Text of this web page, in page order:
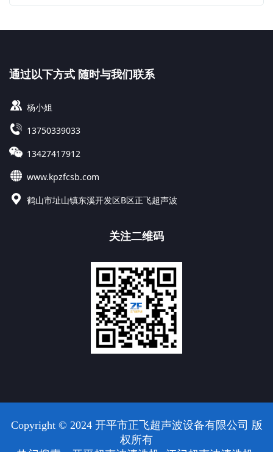
通过以下方式 随时与我们联系
杨小姐
13750339033
13427417912
www.kpzfcsb.com
鹤山市址山镇东溪开发区B区正飞超声波
关注二维码
Copyright © 2024 开平市正飞超声波设备有限公司 版
权所有